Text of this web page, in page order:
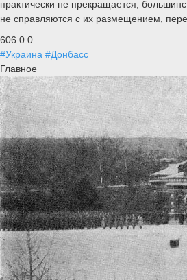
практически не прекращается,
не справляются с их размещением,
606 0 0
#Украина #Донбасс
Главное